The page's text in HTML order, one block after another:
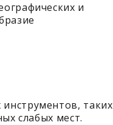
и
таких
слабых мест.